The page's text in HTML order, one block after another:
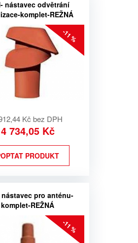
nástavec odvětrání
komplet-REŽNÁ
-11 %
Kč bez DPH
4 734,05 Kč
PRODUKT
nástavec pro anténu-
komplet-REŽNÁ
-11 %